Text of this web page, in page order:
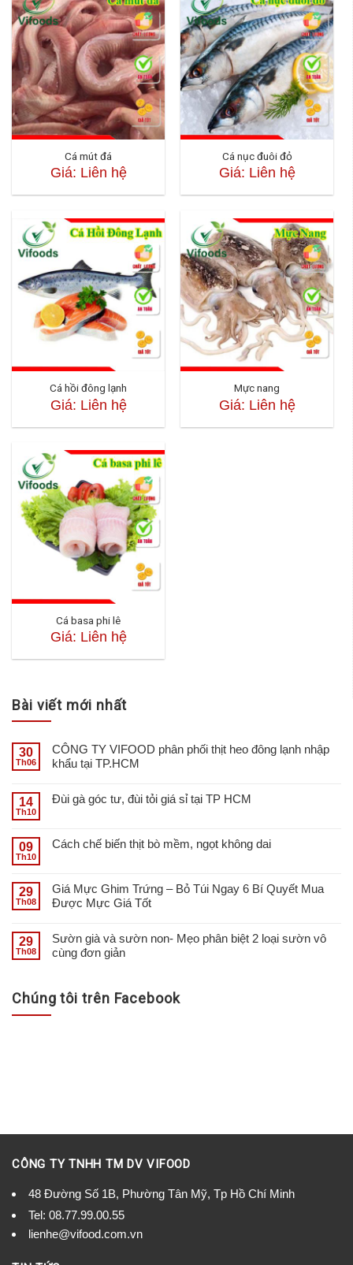
Cá mút đá
Giá: Liên hệ
Cá nục đuôi đỏ
Giá: Liên hệ
Cá hồi đông lạnh
Giá: Liên hệ
Mực nang
Giá: Liên hệ
Cá basa phi lê
Giá: Liên hệ
Bài viết mới nhất
30
Th06
CÔNG TY VIFOOD phân phối thịt heo đông lạnh nhập
khẩu tại TP.HCM
14
Th10
Đùi gà góc tư, đùi tỏi giá sỉ tại TP HCM
09
Th10
Cách chế biến thịt bò mềm, ngọt không dai
29
Th08
Giá Mực Ghim Trứng – Bỏ Túi Ngay 6 Bí Quyết Mua
Được Mực Giá Tốt
29
Th08
Sườn già và sườn non- Mẹo phân biệt 2 loại sườn vô
cùng đơn giản
Chúng tôi trên Facebook
CÔNG TY TNHH TM DV VIFOOD
48 Đường Số 1B, Phường Tân Mỹ, Tp Hồ Chí Minh
Tel: 08.77.99.00.55
lienhe@vifood.com.vn